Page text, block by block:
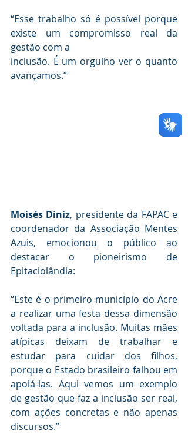
“Esse trabalho só é possível porque
existe um compromisso real da
gestão com a
inclusão. É um orgulho ver o quanto
avançamos.”
Moisés Diniz, presidente da FAPAC e
coordenador da Associação Mentes
Azuis, emocionou o público ao
destacar o pioneirismo de
Epitaciolândia:
“Este é o primeiro município do Acre
a realizar uma festa dessa dimensão
voltada para a inclusão. Muitas mães
atípicas deixam de trabalhar e
estudar para cuidar dos filhos,
porque o Estado brasileiro falhou em
apoiá-las. Aqui vemos um exemplo
de gestão que faz a inclusão ser real,
com ações concretas e não apenas
discursos.”